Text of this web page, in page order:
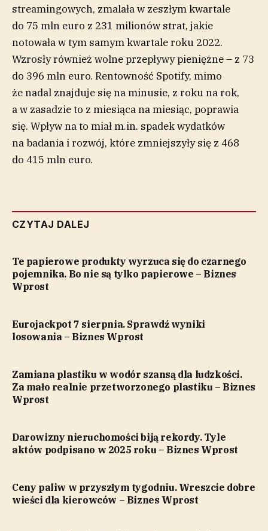
streamingowych, zmalała w zeszłym kwartale
do 75 mln euro z 231 milionów strat, jakie
notowała w tym samym kwartale roku 2022.
Wzrosły również wolne przepływy pieniężne – z 73
do 396 mln euro. Rentowność Spotify, mimo
że nadal znajduje się na minusie, z roku na rok,
a w zasadzie to z miesiąca na miesiąc, poprawia
się. Wpływ na to miał m.in. spadek wydatków
na badania i rozwój, które zmniejszyły się z 468
do 415 mln euro.
CZYTAJ DALEJ
Te papierowe produkty wyrzuca się do czarnego
pojemnika. Bo nie są tylko papierowe – Biznes
Wprost
Eurojackpot 7 sierpnia. Sprawdź wyniki
losowania – Biznes Wprost
Zamiana plastiku w wodór szansą dla ludzkości.
Za mało realnie przetworzonego plastiku – Biznes
Wprost
Darowizny nieruchomości biją rekordy. Tyle
aktów podpisano w 2025 roku – Biznes Wprost
Ceny paliw w przyszłym tygodniu. Wreszcie dobre
wieści dla kierowców – Biznes Wprost